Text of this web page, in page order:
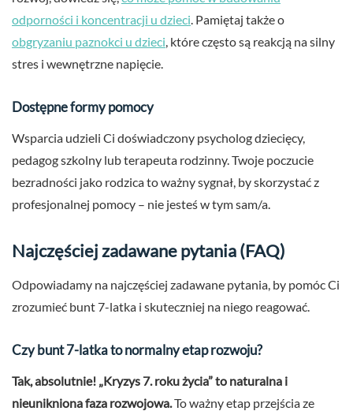
odporności i koncentracji u dzieci . Pamiętaj także o
obgryzaniu paznokci u dzieci , które często są reakcją na silny
stres i wewnętrzne napięcie.
Dostępne formy pomocy
Wsparcia udzieli Ci doświadczony psycholog dziecięcy,
pedagog szkolny lub terapeuta rodzinny. Twoje poczucie
bezradności jako rodzica to ważny sygnał, by skorzystać z
profesjonalnej pomocy – nie jesteś w tym sam/a.
Najczęściej zadawane pytania (FAQ)
Odpowiadamy na najczęściej zadawane pytania, by pomóc Ci
zrozumieć bunt 7-latka i skuteczniej na niego reagować.
Czy bunt 7-latka to normalny etap rozwoju?
Tak, absolutnie! „Kryzys 7. roku życia” to naturalna i
nieunikniona faza rozwojowa.To ważny etap przejścia ze